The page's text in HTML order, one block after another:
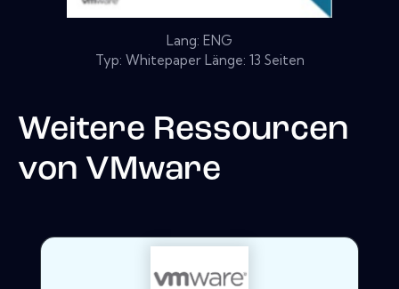
Lang: ENG
Typ: Whitepaper Länge: 13 Seiten
Weitere Ressourcen
von VMware